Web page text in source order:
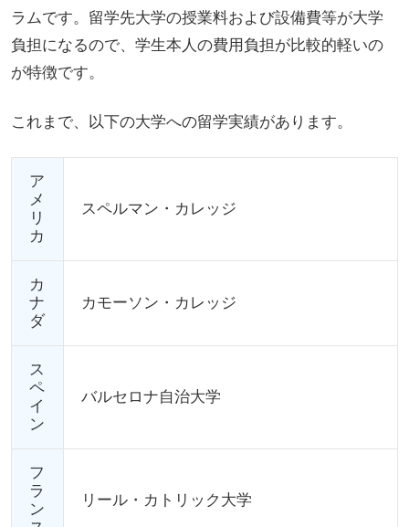
ラムです。留学先大学の授業料および設備費等が大学
負担になるので、学生本人の費用負担が比較的軽いの
が特徴です。
これまで、以下の大学への留学実績があります。
ア
メ
リ
カ
スペルマン・カレッジ
カ
ナ
ダ
カモーソン・カレッジ
ス
ペ
イ
ン
バルセロナ自治大学
フ
ラ
ン
リール・カトリック大学